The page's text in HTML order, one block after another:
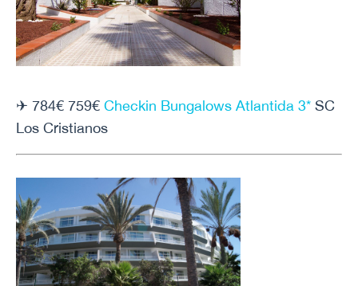
✈ 784€ 759€ Checkin Bungalows Atlantida 3* SC
Los Cristianos